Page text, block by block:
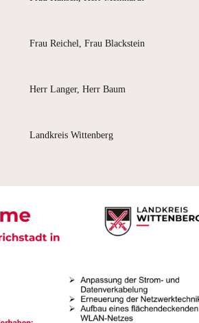
Frau Reichel, Frau Blackstein
Herr Langer, Herr Baum
Landkreis Wittenberg